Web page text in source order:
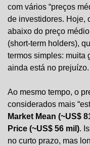
com vários “preços
de investidores. Hoje,
abaixo do preço
(short-term holders),
termos simples: muita
ainda está no prejuízo.
Ao mesmo tempo, o
considerados mais
Market Mean (~US$
Price (~US$ 56 mil).
no curto prazo, mas